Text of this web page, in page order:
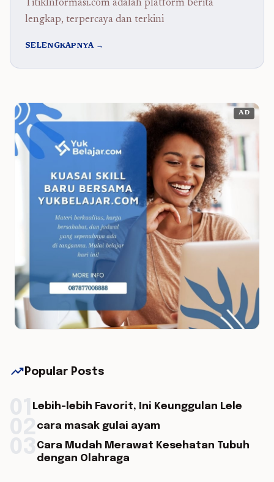
TitikInformasi.com adalah platform berita
lengkap, terpercaya dan terkini
SELENGKAPNYA →
AD
trending_up Popular Posts
Lebih-lebih Favorit, Ini Keunggulan Lele
cara masak gulai ayam
Cara Mudah Merawat Kesehatan Tubuh
dengan Olahraga